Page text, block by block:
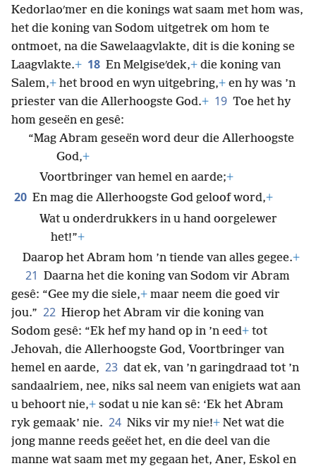
Kedorlaoʹmer en die konings wat saam met hom was,
het die koning van Sodom uitgetrek om hom te
ontmoet, na die Sawelaagvlakte, dit is die koning se
Laagvlakte.+ 18 En Melgiseʹdek,+ die koning van
Salem,+ het brood en wyn uitgebring,+ en hy was ’n
priester van die Allerhoogste God.+ 19 Toe het hy
hom geseën en gesê:
“Mag Abram geseën word deur die Allerhoogste
God,+
Voortbringer van hemel en aarde;+
20 En mag die Allerhoogste God geloof word,+
Wat u onderdrukkers in u hand oorgelewer
het!”+
Daarop het Abram hom ’n tiende van alles gegee.+
21 Daarna het die koning van Sodom vir Abram
gesê: “Gee my die siele,+ maar neem die goed vir
jou.” 22 Hierop het Abram vir die koning van
Sodom gesê: “Ek hef my hand op in ’n eed+ tot
Jehovah, die Allerhoogste God, Voortbringer van
hemel en aarde, 23 dat ek, van ’n garingdraad tot ’n
sandaalriem, nee, niks sal neem van enigiets wat aan
u behoort nie,+ sodat u nie kan sê: ‘Ek het Abram
ryk gemaak’ nie. 24 Niks vir my nie!+ Net wat die
jong manne reeds geëet het, en die deel van die
manne wat saam met my gegaan het, Aner, Eskol en